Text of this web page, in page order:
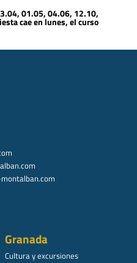
01.05, 04.06, 12.10,
cae en lunes, el curso
Granada
Cultura y excursiones